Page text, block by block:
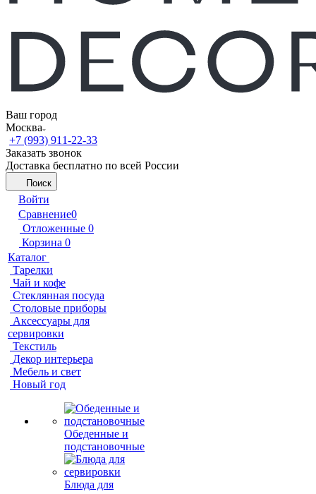
Ваш город
Москва
+7 (993) 911-22-33
Заказать звонок
Доставка бесплатно по всей России
Поиск
Войти
Сравнение0
Отложенные 0
Корзина 0
Каталог
Тарелки
Чай и кофе
Стеклянная посуда
Столовые приборы
Аксессуары для
сервировки
Текстиль
Декор интерьера
Мебель и свет
Новый год
Обеденные и
подстановочные
Блюда для